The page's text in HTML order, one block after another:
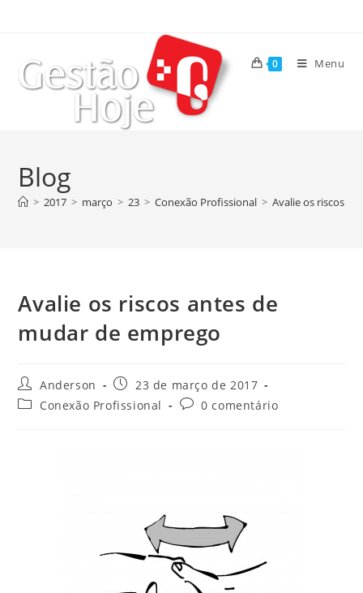
0 Menu
Blog
> 2017 > março > 23 > Conexão Profissional > Avalie os riscos
Avalie os riscos antes de
mudar de emprego
Anderson
23 de março de 2017
Conexão Profissional
0 comentário